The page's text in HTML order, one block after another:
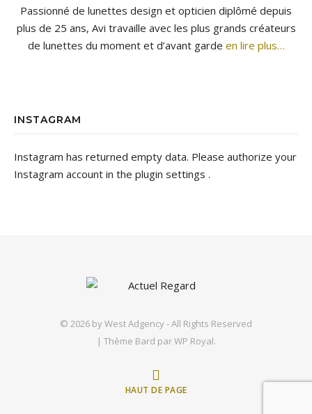
Passionné de lunettes design et opticien diplômé depuis
plus de 25 ans, Avi travaille avec les plus grands créateurs
de lunettes du moment et d’avant garde en lire plus…
INSTAGRAM
Instagram has returned empty data. Please authorize your
Instagram account in the plugin settings .
© 2026 byWest Adgency- All Rights Reserved
| Thème Bard parWP Royal.
HAUT DE PAGE